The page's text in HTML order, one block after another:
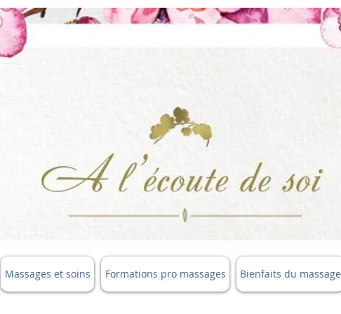
Massages et soins Formations pro massages Bienfaits du massage